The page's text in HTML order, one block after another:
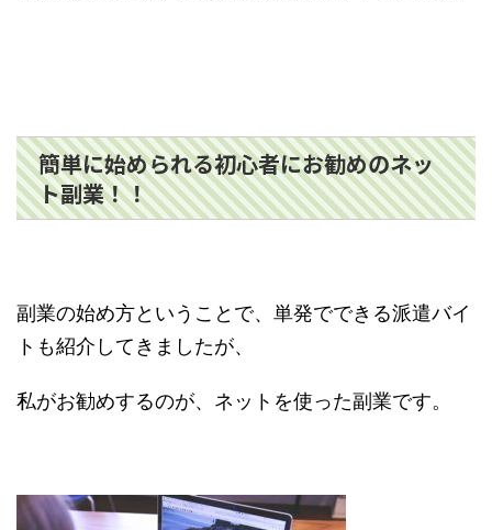
簡単に始められる初心者にお勧めのネッ
ト副業！！
副業の始め方ということで、単発でできる派遣バイ
トも紹介してきましたが、
私がお勧めするのが、ネットを使った副業です。